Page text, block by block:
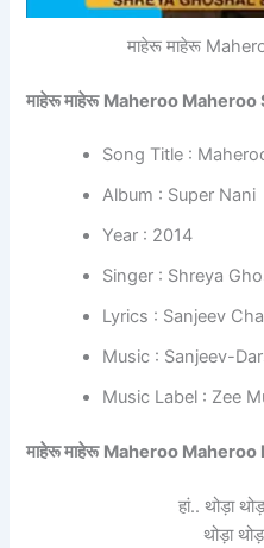
माहेरू माहेरू
माहेरू माहेरू Maheroo Maheroo
Song Title :
Album : Super Nani
Year : 2014
Singer : Shreya
Lyrics : Sanjeev
Music : Sanjeev-
Music Label : Zee
माहेरू माहेरू Maheroo Maheroo
हां.. थोड़ा
थोड़ा